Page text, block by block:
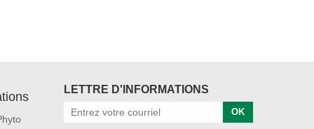
LETTRE D'INFORMATIONS
OK